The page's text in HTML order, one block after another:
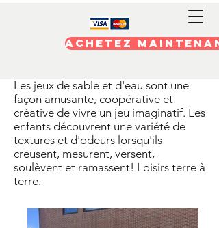
Achetez
Les jeux de sable et d'eau sont une
façon amusante, coopérative et
créative de vivre un jeu imaginatif. Les
enfants découvrent une variété de
textures et d'odeurs lorsqu'ils
creusent, mesurent, versent,
soulèvent et ramassent! Loisirs terre à
terre.